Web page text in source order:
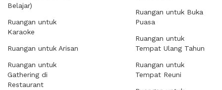
Belajar)
Ruangan untuk
Karaoke
Ruangan untuk Arisan
Ruangan untuk
Gathering di
Restaurant
Ruangan untuk Buka
Puasa
Ruangan untuk
Tempat Ulang Tahun
Ruangan untuk
Tempat Reuni